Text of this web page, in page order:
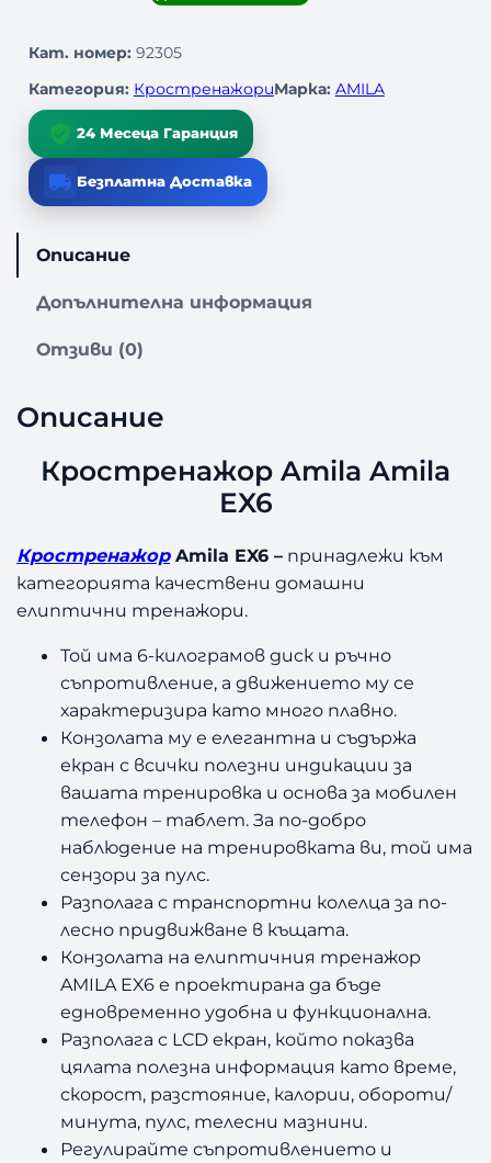
ч
е
с
т
в
р
р
е
р
i
Кат. номер: 92305
Категория: КростренажориМарка: AMILA
24 Месеца Гаранция
Безплатна Доставка
Описание
Допълнителна информация
Отзиви (0)
Описание
Кростренажор Amila Amila
EX6
КростренажорAmila EX6 – принадлежи към
категорията качествени домашни
елиптични тренажори.
Той има 6-килограмов диск и ръчно
съпротивление, а движението му се
характеризира като много плавно.
Конзолата му е елегантна и съдържа
екран с всички полезни индикации за
вашата тренировка и основа за мобилен
телефон – таблет. За по-добро
наблюдение на тренировката ви, той има
сензори за пулс.
Разполага с транспортни колелца за по-
лесно придвижване в къщата.
Конзолата на елиптичния тренажор
AMILA EX6 е проектирана да бъде
едновременно удобна и функционална.
Разполага с LCD екран, който показва
цялата полезна информация като време,
скорост, разстояние, калории, обороти/
минута, пулс, телесни мазнини.
Регулирайте съпротивлението и